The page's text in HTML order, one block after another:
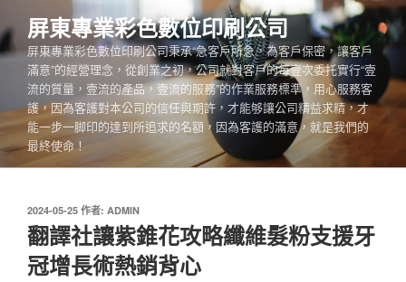
至
主
容
屏東專業彩色數位印刷公司
屏東專業彩色數位印刷公司秉承“急客戶所急，為客戶保密，讓客戶
滿意”的經營理念，從創業之初，公司就對客戶的每壹次委托實行“壹
流的質量，壹流的產品，壹流的服務”的作業服務標準，用心服務客
護，因為客護對本公司的信任與期許，才能够讓公司精益求精，才
能一步一脚印的達到所追求的名額，因為客護的滿意，就是我們的
最終使命！
發
佈
於
2024-05-25 作者: ADMIN
翻譯社讓紫錐花攻略纖維髮粉支援牙
冠增長術熱銷背心